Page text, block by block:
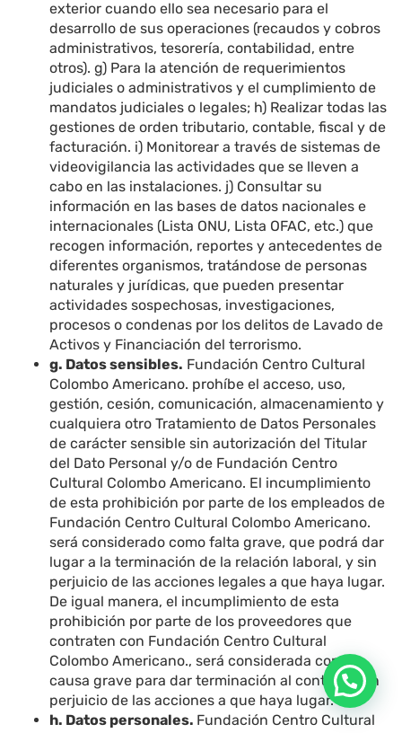
exterior cuando ello sea necesario para el
desarrollo de sus operaciones (recaudos y cobros
administrativos, tesorería, contabilidad, entre
otros). g) Para la atención de requerimientos
judiciales o administrativos y el cumplimiento de
mandatos judiciales o legales; h) Realizar todas las
gestiones de orden tributario, contable, fiscal y de
facturación. i) Monitorear a través de sistemas de
videovigilancia las actividades que se lleven a
cabo en las instalaciones. j) Consultar su
información en las bases de datos nacionales e
internacionales (Lista ONU, Lista OFAC, etc.) que
recogen información, reportes y antecedentes de
diferentes organismos, tratándose de personas
naturales y jurídicas, que pueden presentar
actividades sospechosas, investigaciones,
procesos o condenas por los delitos de Lavado de
Activos y Financiación del terrorismo.
g. Datos sensibles. Fundación Centro Cultural
Colombo Americano. prohíbe el acceso, uso,
gestión, cesión, comunicación, almacenamiento y
cualquiera otro Tratamiento de Datos Personales
de carácter sensible sin autorización del Titular
del Dato Personal y/o de Fundación Centro
Cultural Colombo Americano. El incumplimiento
de esta prohibición por parte de los empleados de
Fundación Centro Cultural Colombo Americano.
será considerado como falta grave, que podrá dar
lugar a la terminación de la relación laboral, y sin
perjuicio de las acciones legales a que haya lugar.
De igual manera, el incumplimiento de esta
prohibición por parte de los proveedores que
contraten con Fundación Centro Cultural
Colombo Americano., será considerada como
causa grave para dar terminación al contrato, sin
perjuicio de las acciones a que haya lugar.
h. Datos personales. Fundación Centro Cultural